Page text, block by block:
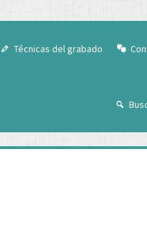
Técnicas del grabado
Aceptar